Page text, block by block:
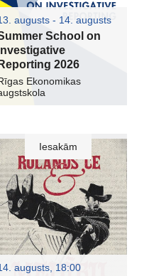
augusts - 14. augusts
School on
Investigative
Reporting 2026
Ekonomikas
Iesakām
augusts, 18:00